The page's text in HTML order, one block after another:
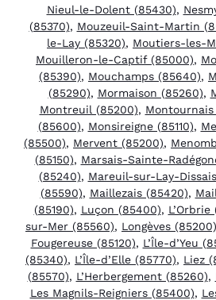
Nieul-le-Dolent (85430),
(85370), Mouzeuil-Saint-Martin
le-Lay (85320), Moutiers-les-
Mouilleron-le-Captif (85000),
(85390), Mouchamps (85640),
(85290), Mormaison (85260),
Montreuil (85200),
(85600), Monsireigne (85110),
(85500), Mervent (85200),
(85150), Marsais-Sainte-
(85240), Mareuil-sur-Lay-
(85590), Maillezais (85420),
(85190), Luçon (85400),
sur-Mer (85560), Longèves (85200)
Fougereuse (85120), L’Île-d’Yeu
(85340), L’Île-d’Elle (85770), Liez
(85570), L’Herbergement (85260),
Les Magnils-Reigniers (85400),